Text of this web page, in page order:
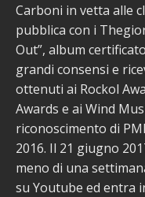
Carboni in vetta alle
pubblica con i
Out”, album
grandi consensi e
ottenuti ai Rockol
Awards e ai Wind
riconoscimento di
2016. Il 21 giugno
meno di una
su Youtube ed entra